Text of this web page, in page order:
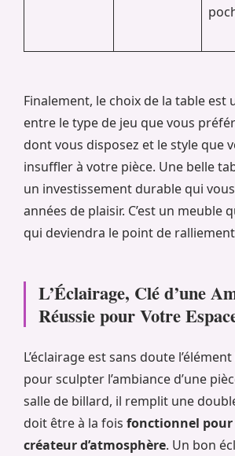
Finalement, le choix de la table est
entre le type de jeu que vous
dont vous disposez et le style que
insuffler à votre pièce. Une belle
un investissement durable qui
années de plaisir. C’est un meuble
qui deviendra le point de
L’Éclairage, Clé d’une
Réussie pour Votre
L’éclairage est sans doute
pour sculpter l’ambiance d’une
salle de billard, il remplit une
doit être à la fois fonctionnel pour
créateur d’atmosphère. Un bon